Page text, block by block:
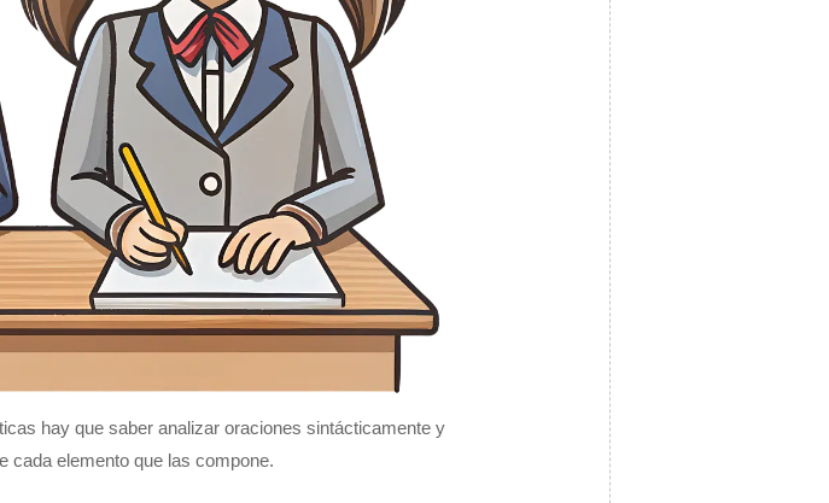
hay que saber analizar oraciones sintácticamente y
cada elemento que las compone.